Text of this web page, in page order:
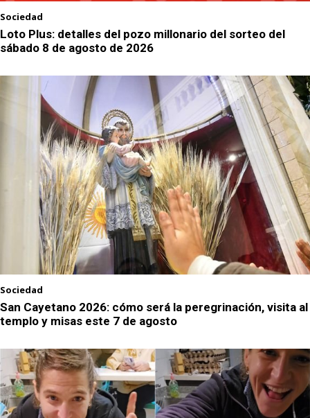
Sociedad
Loto Plus: detalles del pozo millonario del sorteo del
sábado 8 de agosto de 2026
Sociedad
San Cayetano 2026: cómo será la peregrinación, visita al
templo y misas este 7 de agosto